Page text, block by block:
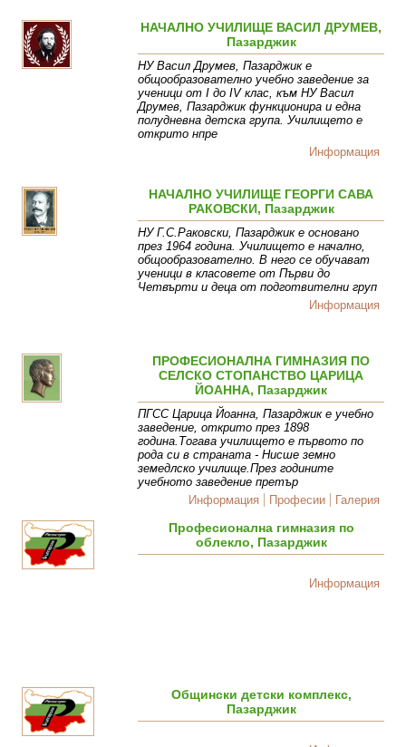
НАЧАЛНО УЧИЛИЩЕ ВАСИЛ ДРУМЕВ,
Пазарджик
НУ Васил Друмев, Пазарджик е
общообразователно учебно заведение за
ученици от I до IV клас, към НУ Васил
Друмев, Пазарджик функционира и една
полудневна детска група. Училището е
открито нпре
Информация
НАЧАЛНО УЧИЛИЩЕ ГЕОРГИ САВА
РАКОВСКИ, Пазарджик
НУ Г.С.Раковски, Пазарджик е основано
през 1964 година. Училището е начално,
общообразователно. В него се обучават
ученици в класовете от Първи до
Четвърти и деца от подготвителни груп
Информация
ПРОФЕСИОНАЛНА ГИМНАЗИЯ ПО
СЕЛСКО СТОПАНСТВО ЦАРИЦА
ЙОАННА, Пазарджик
ПГСС Царица Йоанна, Пазарджик е учебно
заведение, открито през 1898
година.Тогава училището е първото по
рода си в страната - Нисше земно
земедлско училище.През годините
учебното заведение претър
Информация
Професии Галерия
Професионална гимназия по
облекло, Пазарджик
Информация
Общински детски комплекс,
Пазарджик